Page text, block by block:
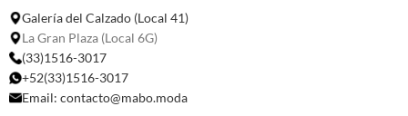
Galería del Calzado (Local 41)
La Gran Plaza (Local 6G)
(33)1516-3017
+52(33)1516-3017
Email: contacto@mabo.moda